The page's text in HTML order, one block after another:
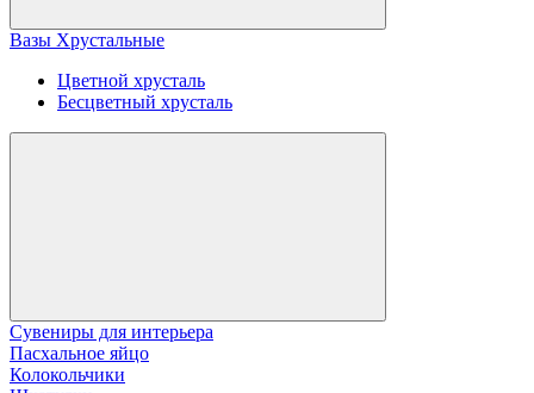
Вазы Хрустальные
Цветной хрусталь
Бесцветный хрусталь
Сувениры для интерьера
Пасхальное яйцо
Колокольчики